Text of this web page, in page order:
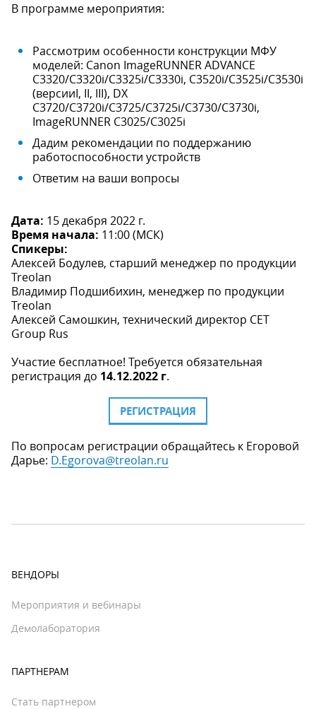
В программе мероприятия:
Рассмотрим особенности конструкции МФУ
моделей: Canon ImageRUNNER ADVANCE
C3320/C3320i/C3325i/C3330i, C3520i/C3525i/C3530i
(версииI, II, III), DX
C3720/C3720i/C3725/C3725i/C3730/C3730i,
ImageRUNNER C3025/C3025i
Дадим рекомендации по поддержанию
работоспособности устройств
Ответим на ваши вопросы
Дата: 15 декабря 2022 г.
Время начала: 11:00 (МСК)
Спикеры:
Алексей Бодулев, старший менеджер по продукции
Treolan
Владимир Подшибихин, менеджер по продукции
Treolan
Алексей Самошкин, технический директор CET
Group Rus
Участие бесплатное! Требуется обязательная
регистрация до 14.12.2022 г.
РЕГИСТРАЦИЯ
По вопросам регистрации обращайтесь к Егоровой
Дарье: D.Egorova@treolan.ru
ВЕНДОРЫ
Мероприятия и вебинары
Демолаборатория
ПАРТНЕРАМ
Стать партнером